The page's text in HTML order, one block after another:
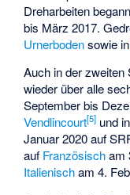
Dreharbeiten
bis März 2017.
Urnerbodensowie
Auch in der
wieder über alle
September bis
Vendlincourt[5] und
Januar 2020 auf
auf Französischam
Italienischam 4.